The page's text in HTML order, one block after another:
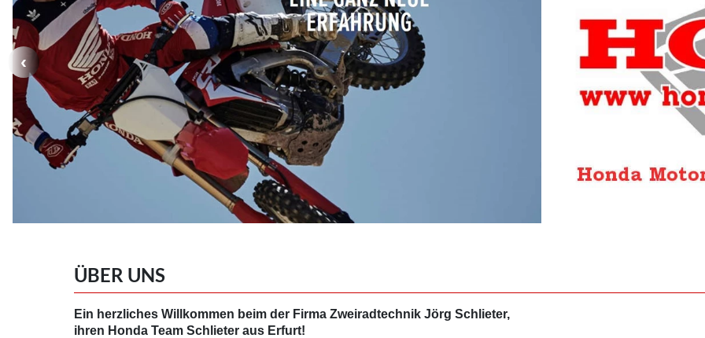
ÜBER UNS
Ein herzliches Willkommen beim der Firma Zweiradtechnik Jörg Schlieter,
ihren Honda Team Schlieter aus Erfurt!